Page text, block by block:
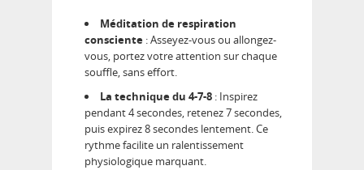
Méditation de respiration
consciente : Asseyez-vous ou allongez-
vous, portez votre attention sur chaque
souffle, sans effort.
La technique du 4-7-8 : Inspirez
pendant 4 secondes, retenez 7 secondes,
puis expirez 8 secondes lentement. Ce
rythme facilite un ralentissement
physiologique marquant.